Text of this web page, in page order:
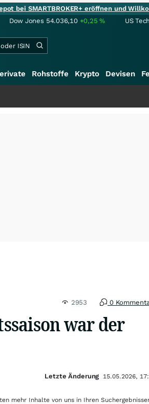
bei SMARTBROKER+ eröffnen und
Dow Jones 54.036,10 +0,25% US
Rohstoffe Krypto Devisen
2953 0
war der
Letzte Änderung 15.05.2026,
mehr Inhalte von uns in Ihren